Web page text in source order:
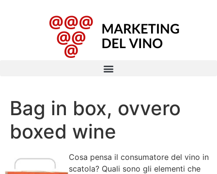
Bag in box, ovvero
boxed wine
Cosa pensa il consumatore del vino in
scatola? Quali sono gli elementi che